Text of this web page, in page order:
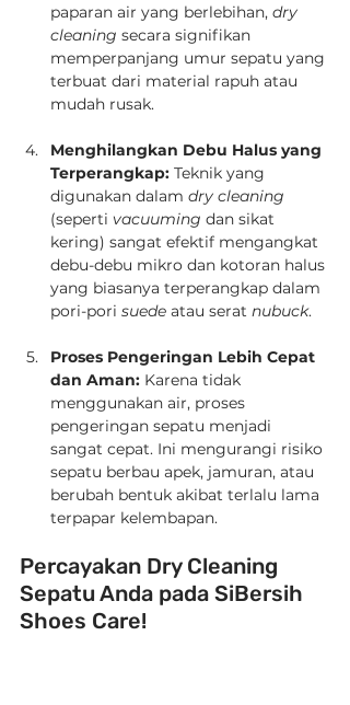
paparan air yang berlebihan, dry
cleaning secara signifikan
memperpanjang umur sepatu yang
terbuat dari material rapuh atau
mudah rusak.
Menghilangkan Debu Halus yang
Terperangkap: Teknik yang
digunakan dalam dry cleaning
(seperti vacuuming dan sikat
kering) sangat efektif mengangkat
debu-debu mikro dan kotoran halus
yang biasanya terperangkap dalam
pori-pori suede atau serat nubuck.
Proses Pengeringan Lebih Cepat
dan Aman: Karena tidak
menggunakan air, proses
pengeringan sepatu menjadi
sangat cepat. Ini mengurangi risiko
sepatu berbau apek, jamuran, atau
berubah bentuk akibat terlalu lama
terpapar kelembapan.
Percayakan Dry Cleaning
Sepatu Anda pada SiBersih
Shoes Care!